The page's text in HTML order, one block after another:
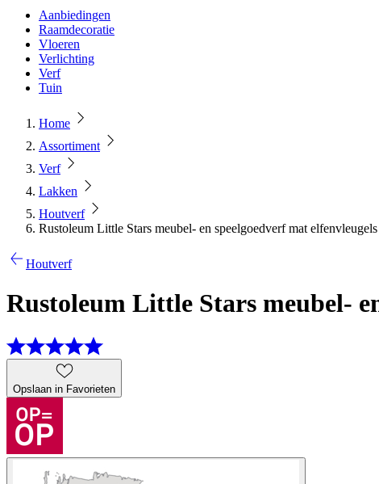
Aanbiedingen
Raamdecoratie
Vloeren
Verlichting
Verf
Tuin
Home
Assortiment
Verf
Lakken
Houtverf
Rustoleum Little Stars meubel- en speelgoedverf mat
Houtverf
Rustoleum Little Stars meubel-
Opslaan in Favorieten